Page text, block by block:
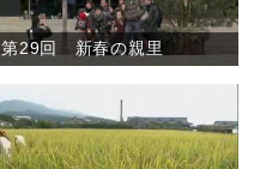
第29回 新春の親里